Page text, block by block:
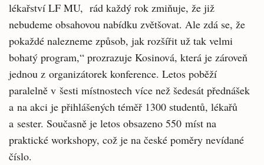
lékařství LF MU, rád každý rok zmiňuje, že již
nebudeme obsahovou nabídku zvětšovat. Ale zdá se, že
pokaždé nalezneme způsob, jak rozšířit už tak velmi
bohatý program,“ prozrazuje Kosinová, která je zároveň
jednou z organizátorek konference. Letos poběží
paralelně v šesti místnostech více než šedesát přednášek
a na akci je přihlášených téměř 1300 studentů, lékařů
a sester. Současně je letos obsazeno 550 míst na
praktické workshopy, což je na české poměry nevídané
číslo.